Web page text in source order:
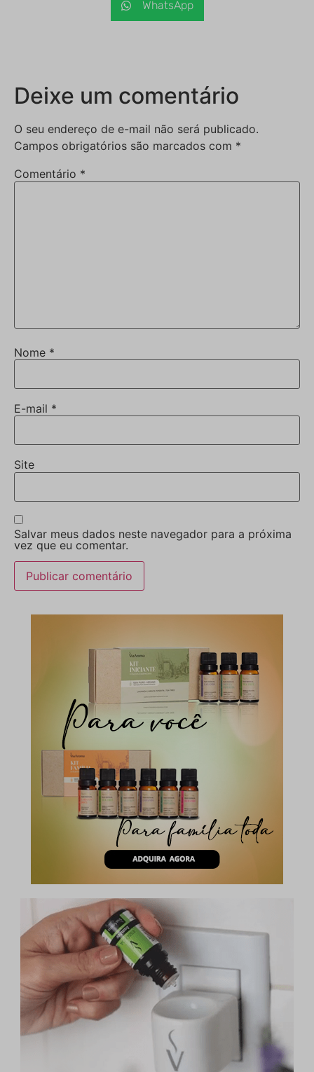
WhatsApp
Deixe um comentário
O seu endereço de e-mail não será publicado.
Campos obrigatórios são marcados com *
Comentário *
Nome *
E-mail *
Site
Salvar meus dados neste navegador para a próxima
vez que eu comentar.